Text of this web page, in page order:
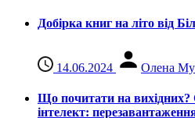
Добірка книг на літо від
14.06.2024 Олена
Що почитати на
інтелект: